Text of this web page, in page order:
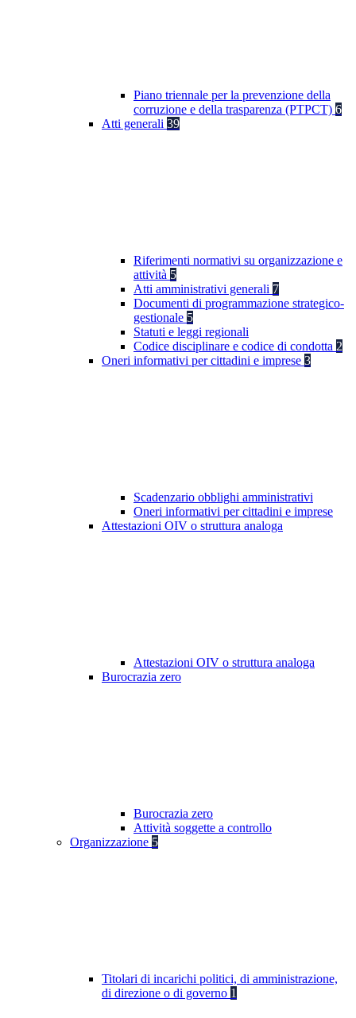
Piano triennale per la prevenzione della
corruzione e della trasparenza (PTPCT) 6
Atti generali 39
Riferimenti normativi su organizzazione e
attività 5
Atti amministrativi generali 7
Documenti di programmazione strategico-
gestionale 5
Statuti e leggi regionali
Codice disciplinare e codice di condotta 2
Oneri informativi per cittadini e imprese 3
Scadenzario obblighi amministrativi
Oneri informativi per cittadini e imprese
Attestazioni OIV o struttura analoga
Attestazioni OIV o struttura analoga
Burocrazia zero
Burocrazia zero
Attività soggette a controllo
Organizzazione 5
Titolari di incarichi politici, di amministrazione,
di direzione o di governo 1